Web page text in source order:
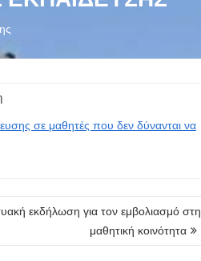
σε μαθητές που δεν δύνανται να
εκδήλωση για τον εμβολιασμό στη
μαθητική κοινότητα